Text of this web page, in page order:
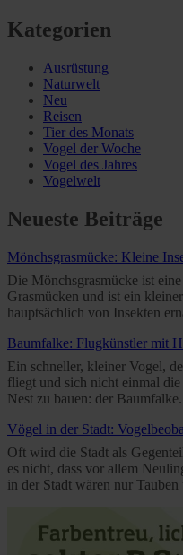
Kategorien
Ausrüstung
Naturwelt
Neu
Reisen
Tier des Monats
Vogel der Woche
Vogel des Jahres
Vogelwelt
Neueste Beiträge
Mönchsgrasmücke: Kleine
Die Mönchsgrasmücke ist
Grasmücken und ist ein
hauptsächlich von Insekten
Baumfalke: Flugkünstler mit
Ein schneller, kleiner Vogel,
fliegt und sich nicht einmal
Nest zu bauen: der Baumfalke.
Vögel in der Stadt:
Oft wird die Stadt als
es nicht, dass vor allem
in der Stadt wären nur